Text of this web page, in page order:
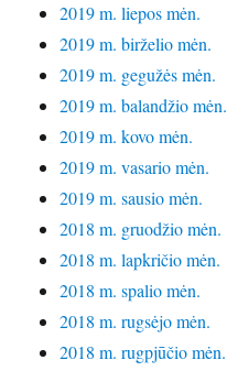
2019 m. liepos mėn.
2019 m. birželio mėn.
2019 m. gegužės mėn.
2019 m. balandžio mėn.
2019 m. kovo mėn.
2019 m. vasario mėn.
2019 m. sausio mėn.
2018 m. gruodžio mėn.
2018 m. lapkričio mėn.
2018 m. spalio mėn.
2018 m. rugsėjo mėn.
2018 m. rugpjūčio mėn.